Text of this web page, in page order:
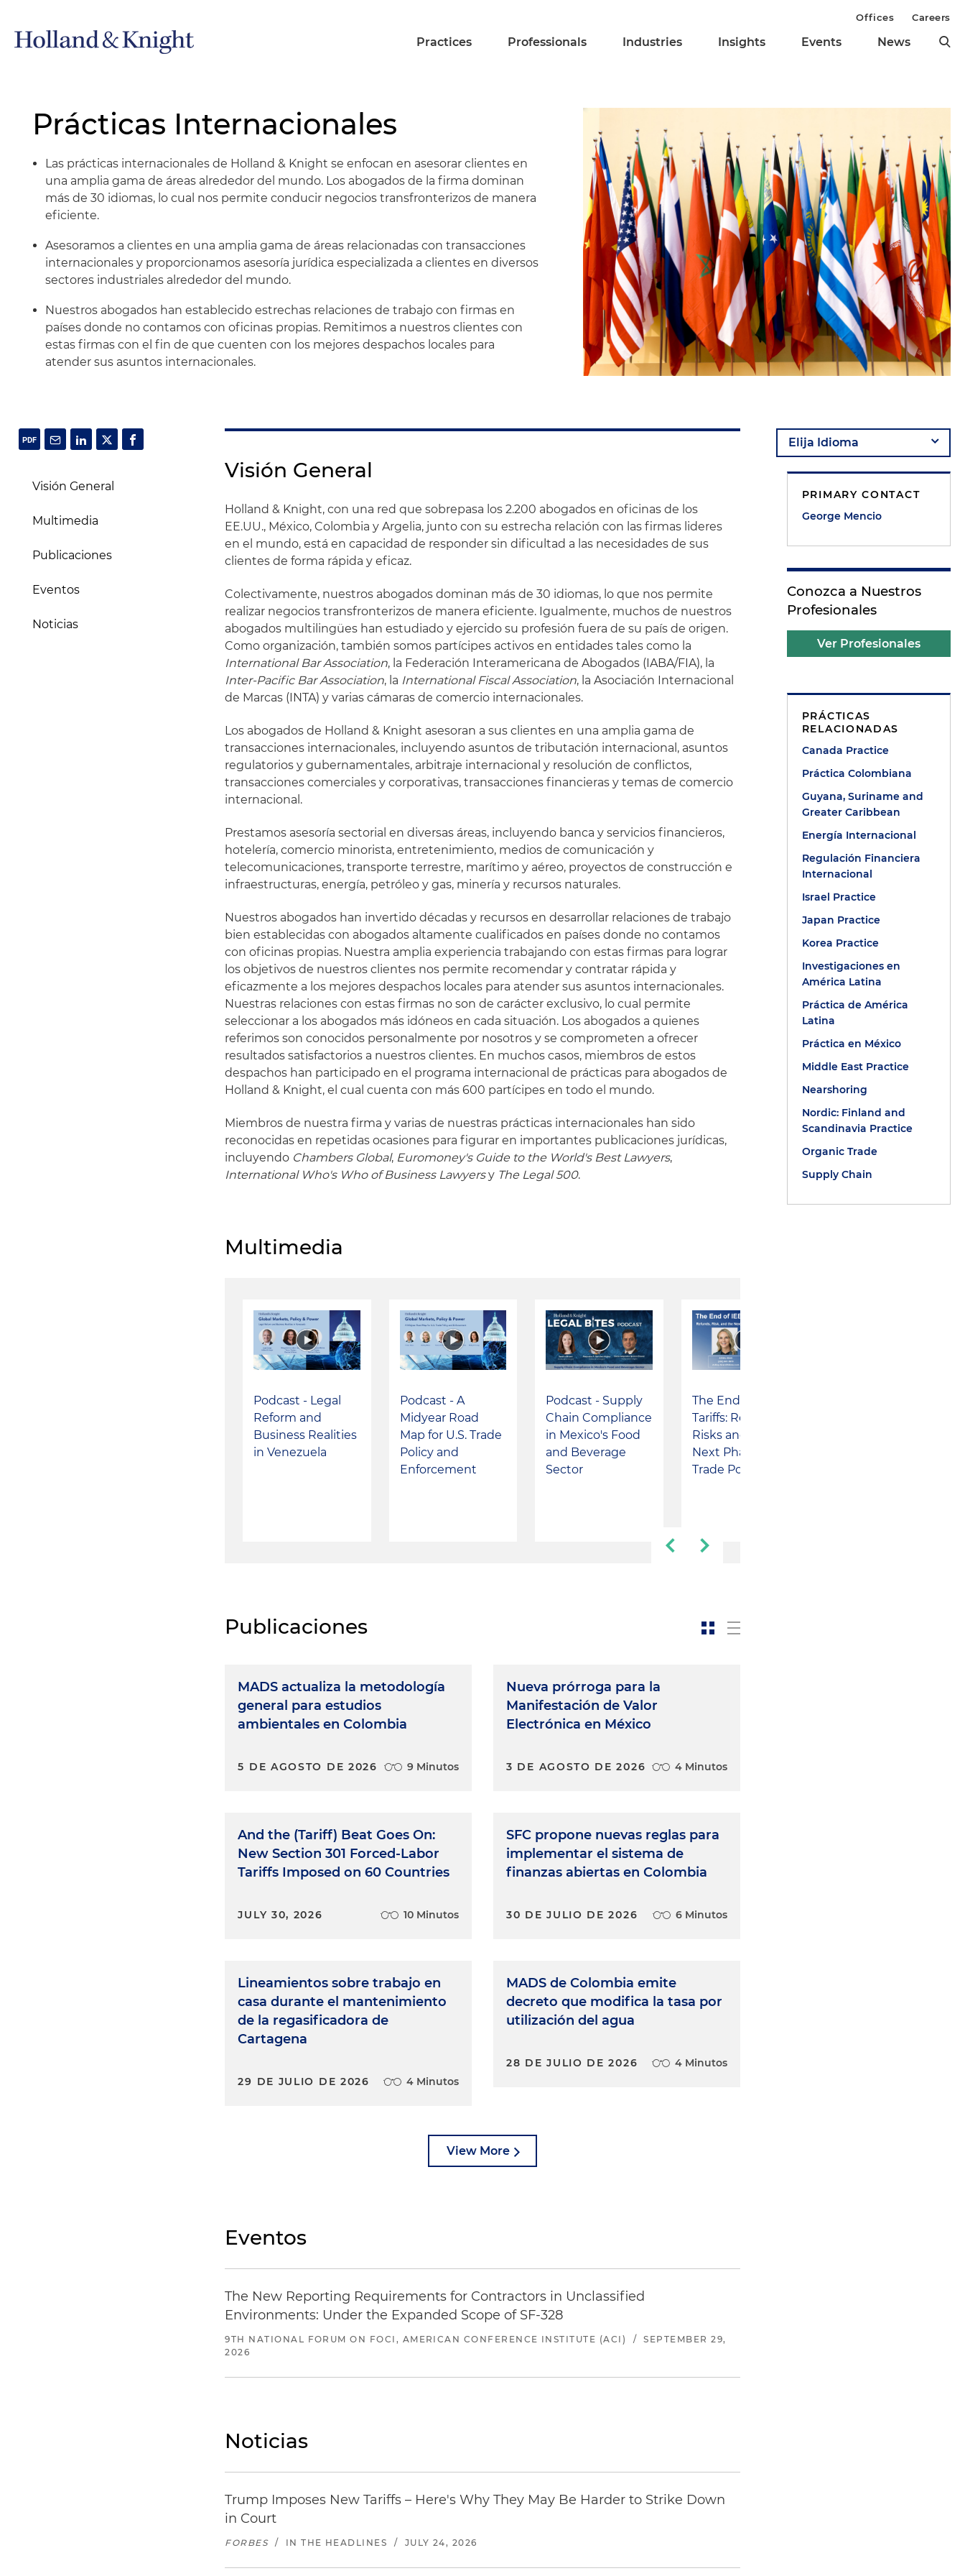
Practices Professionals Industries Insights Events News
Offices Careers
Prácticas Internacionales
Las prácticas internacionales de Holland & Knight se enfocan en asesorar clientes en
una amplia gama de áreas alrededor del mundo. Los abogados de la firma dominan
más de 30 idiomas, lo cual nos permite conducir negocios transfronterizos de manera
eficiente.
Asesoramos a clientes en una amplia gama de áreas relacionadas con transacciones
internacionales y proporcionamos asesoría jurídica especializada a clientes en diversos
sectores industriales alrededor del mundo.
Nuestros abogados han establecido estrechas relaciones de trabajo con firmas en
países donde no contamos con oficinas propias. Remitimos a nuestros clientes con
estas firmas con el fin de que cuenten con los mejores despachos locales para
atender sus asuntos internacionales.
Visión General
Multimedia
Publicaciones
Eventos
Noticias
Visión General
Holland & Knight, con una red que sobrepasa los 2.200 abogados en oficinas de los
EE.UU., México, Colombia y Argelia, junto con su estrecha relación con las firmas lideres
en el mundo, está en capacidad de responder sin dificultad a las necesidades de sus
clientes de forma rápida y eficaz.
Colectivamente, nuestros abogados dominan más de 30 idiomas, lo que nos permite
realizar negocios transfronterizos de manera eficiente. Igualmente, muchos de nuestros
abogados multilingües han estudiado y ejercido su profesión fuera de su país de origen.
Como organización, también somos partícipes activos en entidades tales como la
International Bar Association, la Federación Interamericana de Abogados (IABA/FIA), la
Inter-Pacific Bar Association, la International Fiscal Association, la Asociación Internacional
de Marcas (INTA) y varias cámaras de comercio internacionales.
Los abogados de Holland & Knight asesoran a sus clientes en una amplia gama de
transacciones internacionales, incluyendo asuntos de tributación internacional, asuntos
regulatorios y gubernamentales, arbitraje internacional y resolución de conflictos,
transacciones comerciales y corporativas, transacciones financieras y temas de comercio
internacional.
Prestamos asesoría sectorial en diversas áreas, incluyendo banca y servicios financieros,
hotelería, comercio minorista, entretenimiento, medios de comunicación y
telecomunicaciones, transporte terrestre, marítimo y aéreo, proyectos de construcción e
infraestructuras, energía, petróleo y gas, minería y recursos naturales.
Nuestros abogados han invertido décadas y recursos en desarrollar relaciones de trabajo
bien establecidas con abogados altamente cualificados en países donde no contamos
con oficinas propias. Nuestra amplia experiencia trabajando con estas firmas para lograr
los objetivos de nuestros clientes nos permite recomendar y contratar rápida y
eficazmente a los mejores despachos locales para atender sus asuntos internacionales.
Nuestras relaciones con estas firmas no son de carácter exclusivo, lo cual permite
seleccionar a los abogados más idóneos en cada situación. Los abogados a quienes
referimos son conocidos personalmente por nosotros y se comprometen a ofrecer
resultados satisfactorios a nuestros clientes. En muchos casos, miembros de estos
despachos han participado en el programa internacional de prácticas para abogados de
Holland & Knight, el cual cuenta con más 600 partícipes en todo el mundo.
Miembros de nuestra firma y varias de nuestras prácticas internacionales han sido
reconocidas en repetidas ocasiones para figurar en importantes publicaciones jurídicas,
incluyendo Chambers Global, Euromoney's Guide to the World's Best Lawyers,
International Who's Who of Business Lawyersy The Legal 500.
Multimedia
Podcast - Legal
Reform and
Business Realities
in Venezuela
Podcast - A
Midyear Road
Map for U.S. Trade
Policy and
Enforcement
Podcast - Supply
Chain Compliance
in Mexico's Food
and Beverage
Sector
The End of IEEPA
Tariffs: Refunds,
Risks and the
Next Phase of U.S.
Trade Policy
Publicaciones
MADS actualiza la metodología
general para estudios
ambientales en Colombia
5 DE AGOSTO DE 2026 9 Minutos
And the (Tariff) Beat Goes On:
New Section 301 Forced-Labor
Tariffs Imposed on 60 Countries
JULY 30, 2026 10 Minutos
Lineamientos sobre trabajo en
casa durante el mantenimiento
de la regasificadora de
Cartagena
29 DE JULIO DE 2026 4 Minutos
Nueva prórroga para la
Manifestación de Valor
Electrónica en México
3 DE AGOSTO DE 2026 4 Minutos
SFC propone nuevas reglas para
implementar el sistema de
finanzas abiertas en Colombia
30 DE JULIO DE 2026 6 Minutos
MADS de Colombia emite
decreto que modifica la tasa por
utilización del agua
28 DE JULIO DE 2026 4 Minutos
View More
Eventos
The New Reporting Requirements for Contractors in Unclassified
Environments: Under the Expanded Scope of SF-328
9TH NATIONAL FORUM ON FOCI, AMERICAN CONFERENCE INSTITUTE (ACI) /
SEPTEMBER 29,
2026
Noticias
Trump Imposes New Tariffs – Here's Why They May Be Harder to Strike Down
in Court
FORBES / IN THE HEADLINES / JULY 24, 2026
PRIMARY CONTACT
George Mencio
Conozca a Nuestros
Profesionales
Ver Profesionales
PRÁCTICAS
RELACIONADAS
Canada Practice
Práctica Colombiana
Guyana, Suriname and
Greater Caribbean
Energía Internacional
Regulación Financiera
Internacional
Israel Practice
Japan Practice
Korea Practice
Investigaciones en
América Latina
Práctica de América
Latina
Práctica en México
Middle East Practice
Nearshoring
Nordic: Finland and
Scandinavia Practice
Organic Trade
Supply Chain